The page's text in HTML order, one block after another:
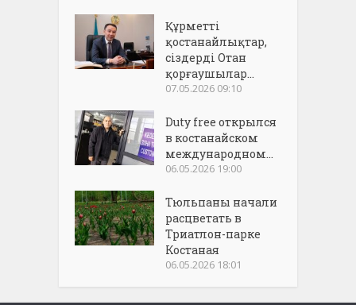
Құрметті
қостанайлықтар,
сіздерді Отан
қорғаушылар...
07.05.2026 09:10
Duty free открылся
в костанайском
международном...
06.05.2026 19:00
Тюльпаны начали
расцветать в
Триатлон-парке
Костаная
06.05.2026 18:01